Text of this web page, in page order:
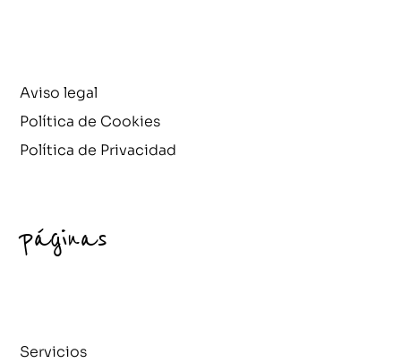
páginas
Servicios
Aviso legal
Política de Cookies
Política de Privacidad